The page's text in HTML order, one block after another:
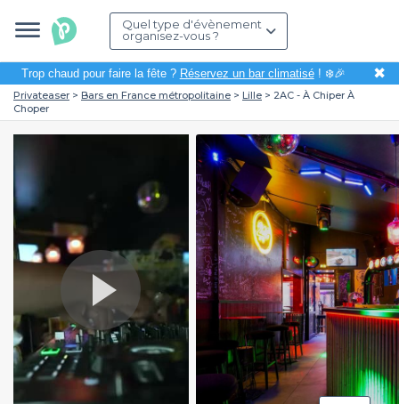
Quel type d'évènement
organisez-vous ?
Trop chaud pour faire la fête ? Réservez un bar climatisé! ❄️🎉 ✖
Privateaser Bars en France métropolitaine Lille
2AC - À Chiper À
Choper
Play